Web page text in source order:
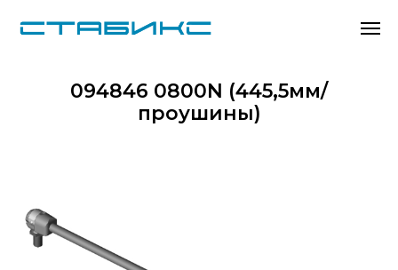
094846 0800N (445,5мм/
проушины)